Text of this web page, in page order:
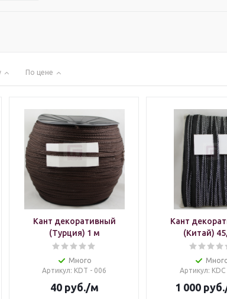
По цене
Кант декоративный
(Турция) 1 м
Много
Артикул: KDT - 006
40руб./м
Кант
(Китай)
Артикул:
1 000руб.